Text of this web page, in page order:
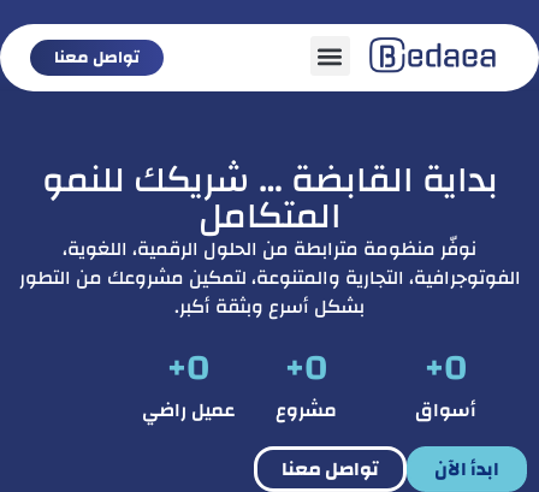
تواصل معنا
بداية القابضة … شريكك للنمو
المتكامل
نوفّر منظومة مترابطة من الحلول الرقمية، اللغوية،
الفوتوجرافية، التجارية والمتنوعة، لتمكين مشروعك من التطور
بشكل أسرع وبثقة أكبر.
أسواق
0
+
مشروع
0
+
عميل راضي
0
+
ابدأ الآن تواصل معنا